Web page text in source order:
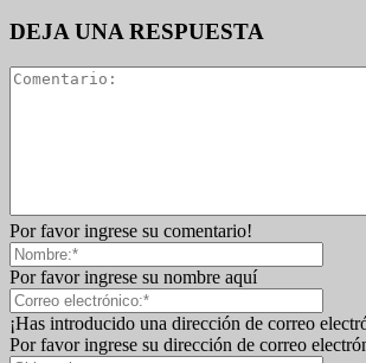
DEJA UNA RESPUESTA
Por favor ingrese su comentario!
Por favor ingrese su nombre aquí
¡Has introducido una dirección de correo
Por favor ingrese su dirección de correo